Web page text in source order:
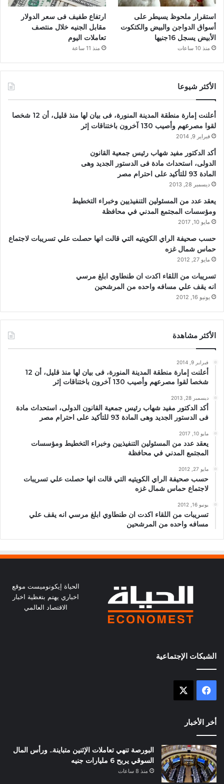
استقرار ملحوظ يسيطر على
أسواق الدواجن والبيض والكتكوت
الأبيض يسجل 16جنيها
منذ 10 ساعات
ارتفاع طفيف فى سعر الدولار
مقابل الجنيه خلال منتصف
تعاملات اليوم
منذ 11 ساعة
الأكثر شيوعا
أعلنت إمارة منطقة المدينة المنورة، فى بيان لها منذ قليل، أن 12 شخصا
لقوا مصرعهم وأصيب 130 آخرون باختناقات إثر
فبراير 9, 2014
أكد الدكتور مفيد شهاب رئيس جمعية القانون
الدولى، استحداث مادة فى الدستور الجديد وهى
المادة 93 للتأكيد على احترام مصر
ديسمبر 28, 2013
يعقد عدد من المسئولين التنفيذيين وخبراء التخطيط
ومؤسسات المجتمع المدني في محافظة
مايو 10, 2017
حسب صحيفة الراي الكويتيه التي قالت انها حصلت علي تسريبات لاجتماع
حماس شمال غزه
مايو 27, 2012
تسريبات من اللقاء اكدت ان طنطاوي ابلغ مرسي
انه يقف علي مسافه واحده من المرشحين
يونيو 16, 2012
الأكثر مشاهدة
فبراير 9, 2014
أعلنت إمارة منطقة المدينة المنورة، فى بيان لها منذ قليل، أن 12
شخصا لقوا مصرعهم وأصيب 130 آخرون باختناقات إثر
ديسمبر 28, 2013
أكد الدكتور مفيد شهاب رئيس جمعية القانون الدولى، استحداث مادة
فى الدستور الجديد وهى المادة 93 للتأكيد على احترام مصر
مايو 10, 2017
يعقد عدد من المسئولين التنفيذيين وخبراء التخطيط ومؤسسات
المجتمع المدني في محافظة
مايو 27, 2012
حسب صحيفة الراي الكويتيه التي قالت انها حصلت علي تسريبات
لاجتماع حماس شمال غزه
يونيو 16, 2012
تسريبات من اللقاء اكدت ان طنطاوي ابلغ مرسي انه يقف علي
مسافه واحده من المرشحين
الحياة إيكونوميست موقع
اخباري يهتم بتغظية اخبار
الاقتصاد العالمي
الشبكات الإجتماعية
فيسبوك
أخر الأخبار
البورصة تنهي تعاملات الإثنين متباينة.. ورأس المال
السوقي يربح 6 مليارات جنيه
منذ 8 ساعات